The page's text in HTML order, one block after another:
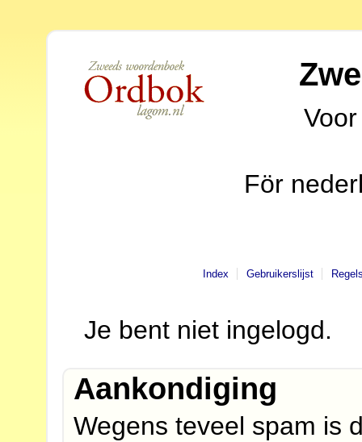
För
Index Gebruikerslijst
Je bent niet ingelogd.
Aankondiging
Wegens teveel spam is